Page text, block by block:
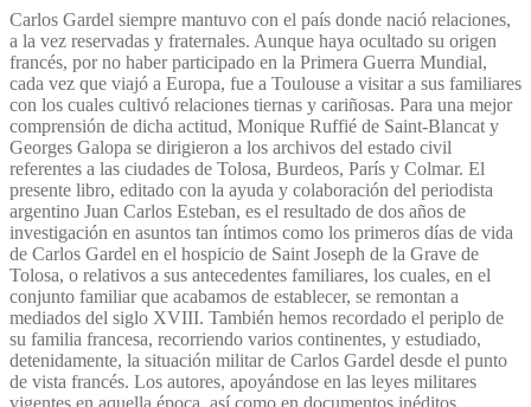
Esteban,
Juan
Carlos;
Galopa,
Georges
cantidad
Carlos Gardel siempre mantuvo con el país donde nació relaciones,
a la vez reservadas y fraternales. Aunque haya ocultado su origen
francés, por no haber participado en la Primera Guerra Mundial,
cada vez que viajó a Europa, fue a Toulouse a visitar a sus familiares
con los cuales cultivó relaciones tiernas y cariñosas. Para una mejor
comprensión de dicha actitud, Monique Ruffié de Saint-Blancat y
Georges Galopa se dirigieron a los archivos del estado civil
referentes a las ciudades de Tolosa, Burdeos, París y Colmar. El
presente libro, editado con la ayuda y colaboración del periodista
argentino Juan Carlos Esteban, es el resultado de dos años de
investigación en asuntos tan íntimos como los primeros días de vida
de Carlos Gardel en el hospicio de Saint Joseph de la Grave de
Tolosa, o relativos a sus antecedentes familiares, los cuales, en el
conjunto familiar que acabamos de establecer, se remontan a
mediados del siglo XVIII. También hemos recordado el periplo de
su familia francesa, recorriendo varios continentes, y estudiado,
detenidamente, la situación militar de Carlos Gardel desde el punto
de vista francés. Los autores, apoyándose en las leyes militares
vigentes en aquella época, así como en documentos inéditos